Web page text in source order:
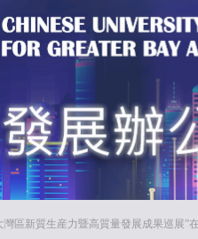
灣區新質生産力暨高質量發展成果巡展”